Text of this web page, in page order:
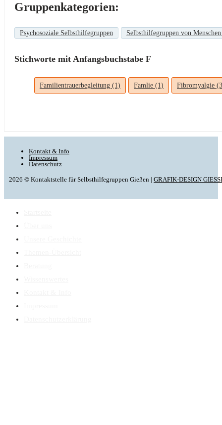
Gruppenkategorien:
Psychosoziale Selbsthilfegruppen Selbsthilfegruppen von
Stichworte mit Anfangsbuchstabe F
Familientrauerbegleitung (1) Famlie (1) Fibromyalgie
Kontakt & Info
Impressum
Datenschutz
2026 © Kontaktstelle für Selbsthilfegruppen Gießen | GRAFIK-DESIGN